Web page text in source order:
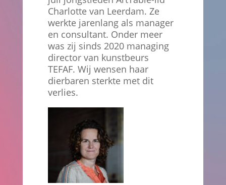
Charlotte van Leerdam. Ze
werkte jarenlang als manager
en consultant. Onder meer
was zij sinds 2020 managing
director van kunstbeurs
TEFAF. Wij wensen haar
dierbaren sterkte met dit
verlies.